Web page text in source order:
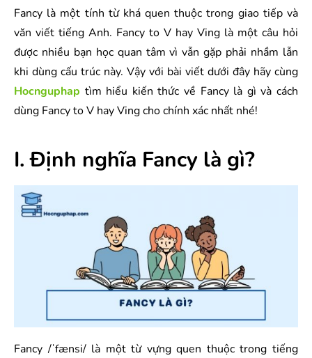
Fancy là một tính từ khá quen thuộc trong giao tiếp và
văn viết tiếng Anh. Fancy to V hay Ving là một câu hỏi
được nhiều bạn học quan tâm vì vẫn gặp phải nhầm lẫn
khi dùng cấu trúc này. Vậy với bài viết dưới đây hãy cùng
Hocnguphap tìm hiểu kiến thức về Fancy là gì và cách
dùng Fancy to V hay Ving cho chính xác nhất nhé!
I. Định nghĩa Fancy là gì?
Fancy /ˈfænsi/ là một từ vựng quen thuộc trong tiếng